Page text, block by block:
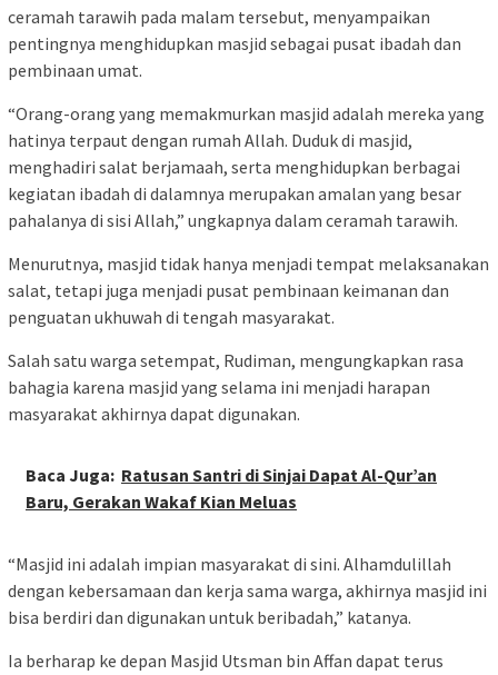
ceramah tarawih pada malam tersebut, menyampaikan
pentingnya menghidupkan masjid sebagai pusat ibadah dan
pembinaan umat.
“Orang-orang yang memakmurkan masjid adalah mereka yang
hatinya terpaut dengan rumah Allah. Duduk di masjid,
menghadiri salat berjamaah, serta menghidupkan berbagai
kegiatan ibadah di dalamnya merupakan amalan yang besar
pahalanya di sisi Allah,” ungkapnya dalam ceramah tarawih.
Menurutnya, masjid tidak hanya menjadi tempat melaksanakan
salat, tetapi juga menjadi pusat pembinaan keimanan dan
penguatan ukhuwah di tengah masyarakat.
Salah satu warga setempat, Rudiman, mengungkapkan rasa
bahagia karena masjid yang selama ini menjadi harapan
masyarakat akhirnya dapat digunakan.
Baca Juga: Ratusan Santri di Sinjai Dapat Al-Qur’an
Baru, Gerakan Wakaf Kian Meluas
“Masjid ini adalah impian masyarakat di sini. Alhamdulillah
dengan kebersamaan dan kerja sama warga, akhirnya masjid ini
bisa berdiri dan digunakan untuk beribadah,” katanya.
Ia berharap ke depan Masjid Utsman bin Affan dapat terus